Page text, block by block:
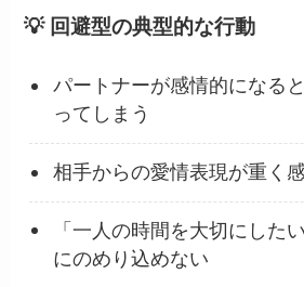
💡 回避型の典型的な行動
パートナーが感情的になる
ってしまう
相手からの愛情表現が重く
「一人の時間を大切にした
にのめり込めない